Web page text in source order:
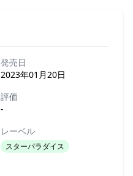
発売日
2023年01月20日
評価
-
レーベル
スターパラダイス